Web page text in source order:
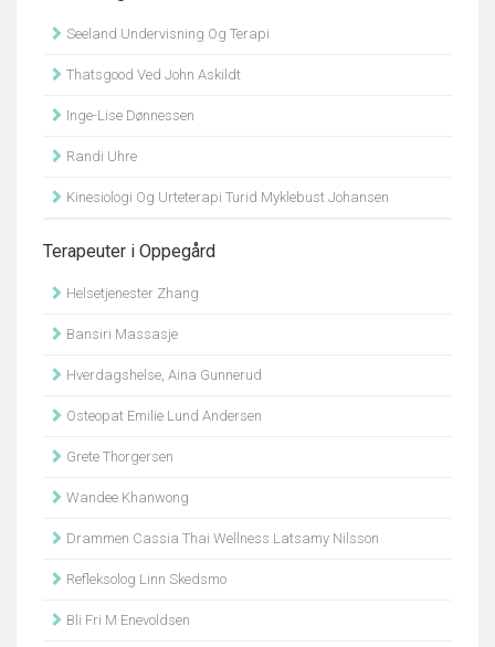
Seeland Undervisning Og Terapi
Thatsgood Ved John Askildt
Inge-Lise Dønnessen
Randi Uhre
Kinesiologi Og Urteterapi Turid Myklebust Johansen
Terapeuter i Oppegård
Helsetjenester Zhang
Bansiri Massasje
Hverdagshelse, Aina Gunnerud
Osteopat Emilie Lund Andersen
Grete Thorgersen
Wandee Khanwong
Drammen Cassia Thai Wellness Latsamy Nilsson
Refleksolog Linn Skedsmo
Bli Fri M Enevoldsen